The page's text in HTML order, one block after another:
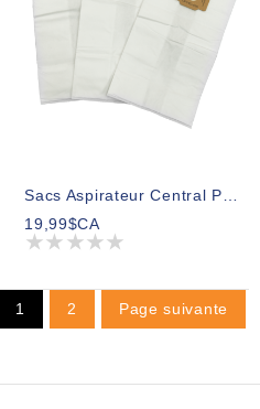
19,99$CA
1 2 Page suivante